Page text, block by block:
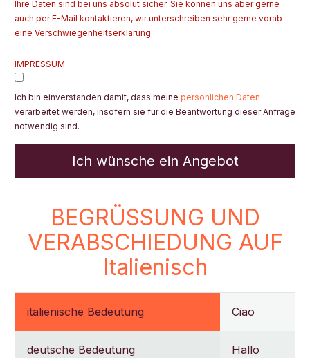
Ihre Daten sind bei uns absolut sicher. Sie können uns aber gerne
auch per E-Mail kontaktieren, wir unterschreiben sehr gerne vorab
eine Verschwiegenheitserklärung.
IMPRESSUMBitte lasse dieses Feld leer.
Ich bin einverstanden damit, dass meine persönlichen Daten
verarbeitet werden, insofern sie für die Beantwortung dieser Anfrage
notwendig sind.
BEGRÜSSUNG UND
VERABSCHIEDUNG AUF
Italienisch
italienische Bedeutung Ciao
deutsche Bedeutung Hallo